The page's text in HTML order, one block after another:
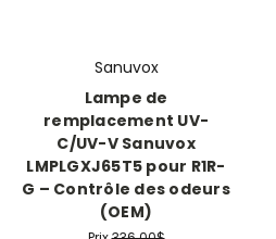
Sanuvox
Lampe de
remplacement UV-
C/UV-V Sanuvox
LMPLGXJ65T5 pour R1R-
G – Contrôle des odeurs
(OEM)